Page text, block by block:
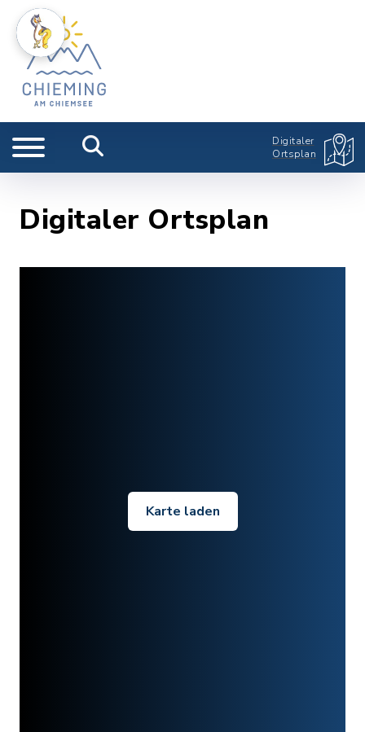
Digitaler
Ortsplan
Digitaler Ortsplan
Karte laden